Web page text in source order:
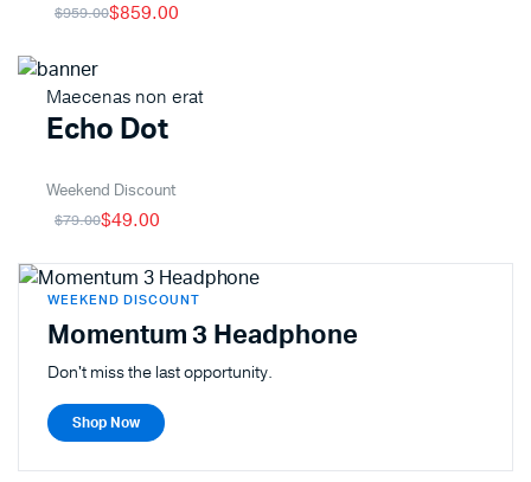
$959.00$859.00
Maecenas non erat
Echo Dot
Weekend Discount
$79.00$49.00
WEEKEND DISCOUNT
Momentum 3 Headphone
Don't miss the last opportunity.
Shop Now